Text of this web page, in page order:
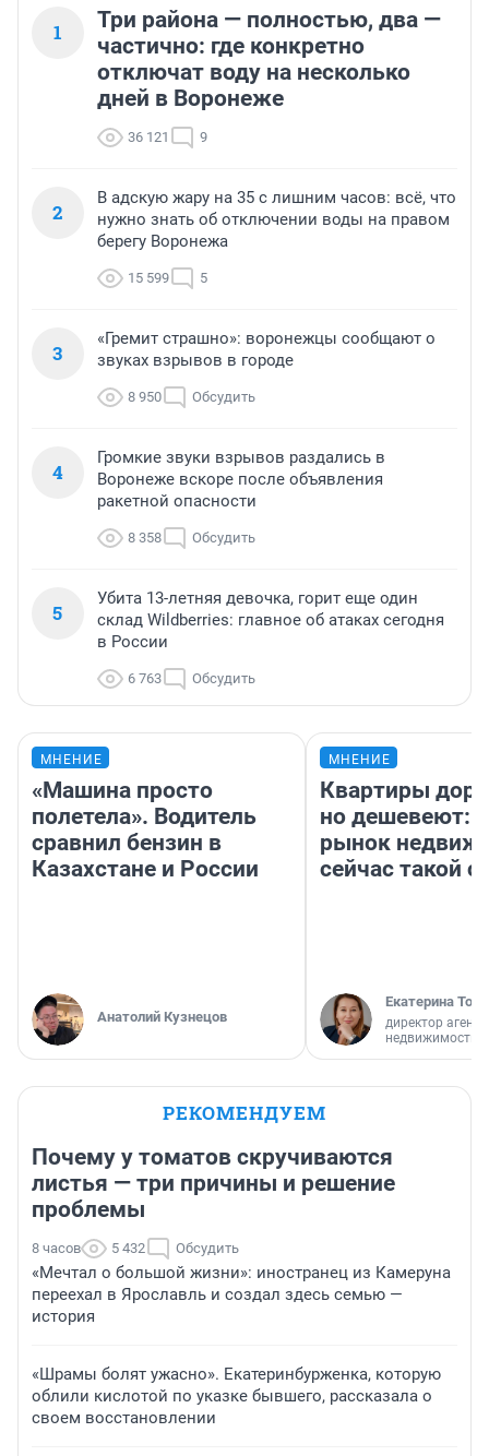
1
Три района — полностью, два —
частично: где конкретно
отключат воду на несколько
дней в Воронеже
36 121 9
2
В адскую жару на 35 с лишним часов: всё, что
нужно знать об отключении воды на правом
берегу Воронежа
15 599 5
3
«Гремит страшно»: воронежцы сообщают о
звуках взрывов в городе
8 950 Обсудить
4
Громкие звуки взрывов раздались в
Воронеже вскоре после объявления
ракетной опасности
8 358 Обсудить
5
Убита 13-летняя девочка, горит еще один
склад Wildberries: главное об атаках сегодня
в России
6 763 Обсудить
МНЕНИЕ
«Машина просто
полетела». Водитель
сравнил бензин в
Казахстане и России
Анатолий Кузнецов
МНЕНИЕ
Квартиры
но дешевеют:
рынок
сейчас такой
Екатерина
директор
недвижимости
РЕКОМЕНДУЕМ
Почему у томатов скручиваются
листья — три причины и решение
проблемы
8 часов 5 432 Обсудить
«Мечтал о большой жизни»: иностранец из Камеруна
переехал в Ярославль и создал здесь семью —
история
«Шрамы болят ужасно». Екатеринбурженка, которую
облили кислотой по указке бывшего, рассказала о
своем восстановлении